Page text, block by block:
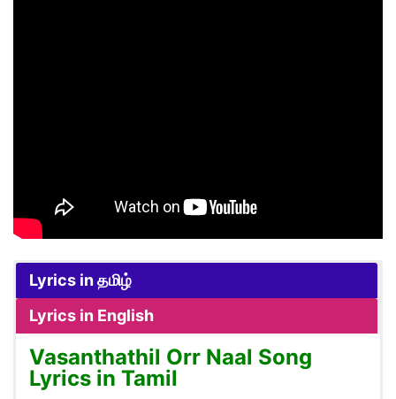
Lyrics in தமிழ்
Lyrics in English
Vasanthathil Orr Naal Song
Lyrics in Tamil